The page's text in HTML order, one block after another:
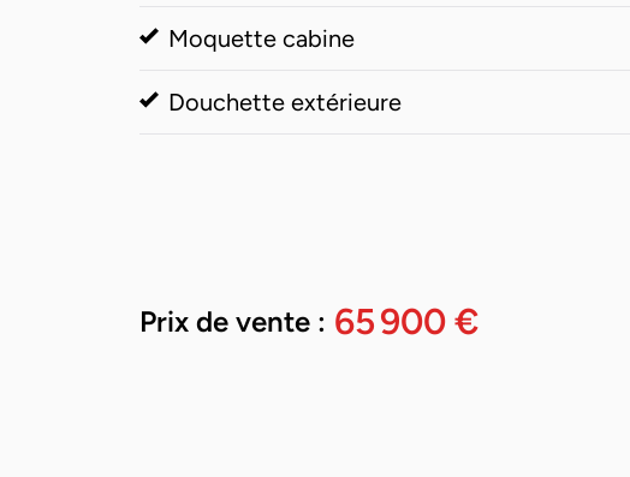
Moquette cabine
Douchette extérieure
Prix de vente : 65 900 €